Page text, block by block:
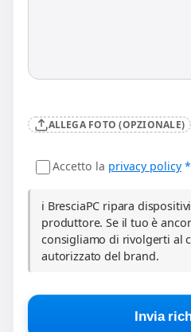
ALLEGA FOTO (OPZIONALE)
Accetto la privacy policy *
ℹ️ BresciaPC ripara
produttore. Se il tuo è
consigliamo di rivolgerti al
autorizzato del brand.
Invia